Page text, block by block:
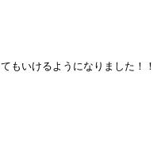
もいけるようになりました！！